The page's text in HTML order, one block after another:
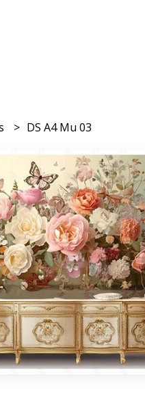
DS A4 Mu 03